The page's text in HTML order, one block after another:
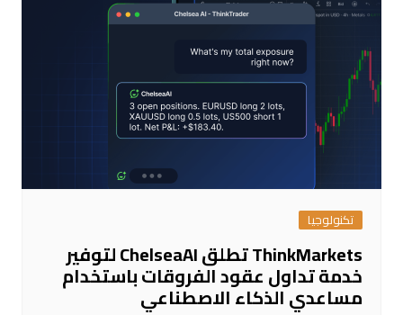
تكنولوجيا
ThinkMarkets تطلق ChelseaAI لتوفير
خدمة تداول عقود الفروقات باستخدام
مساعدي الذكاء الاصطناعي